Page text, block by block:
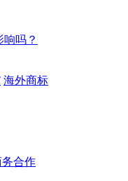
吗？
海外商标
务合作